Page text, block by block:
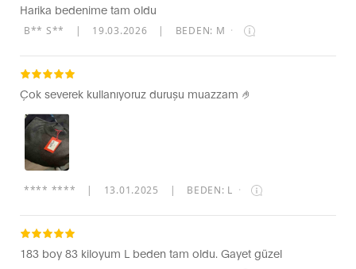
Harika bedenime tam oldu
B** S** | 19.03.2026 | BEDEN: M ·
Çok severek kullanıyoruz duruşu muazzam 🤌
**** **** | 13.01.2025 | BEDEN: L ·
183 boy 83 kiloyum L beden tam oldu. Gayet güzel